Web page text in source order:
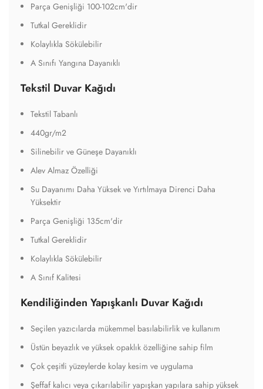
Parça Genişliği 100-102cm'dir
Tutkal Gereklidir
Kolaylıkla Sökülebilir
A Sınıfı Yangına Dayanıklı
Tekstil Duvar Kağıdı
Tekstil Tabanlı
440gr/m2
Silinebilir ve Güneşe Dayanıklı
Alev Almaz Özelliği
Su Dayanımı Daha Yüksek ve Yırtılmaya Direnci Daha
Yüksektir
Parça Genişliği 135cm'dir
Tutkal Gereklidir
Kolaylıkla Sökülebilir
A Sınıf Kalitesi
Kendiliğinden Yapışkanlı Duvar Kağıdı
Seçilen yazıcılarda mükemmel basılabilirlik ve kullanım
Üstün beyazlık ve yüksek opaklık özelliğine sahip film
Çok çeşitli yüzeylerde kolay kesim ve uygulama
Şeffaf kalıcı veya çıkarılabilir yapışkan yapılara sahip yüksek